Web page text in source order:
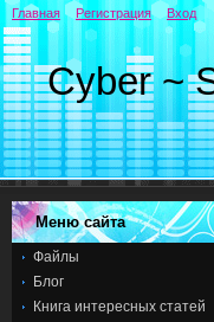
Cyber ~
Главная Регистрация Вход
Меню сайта
Файлы
Блог
Книга интересных статей